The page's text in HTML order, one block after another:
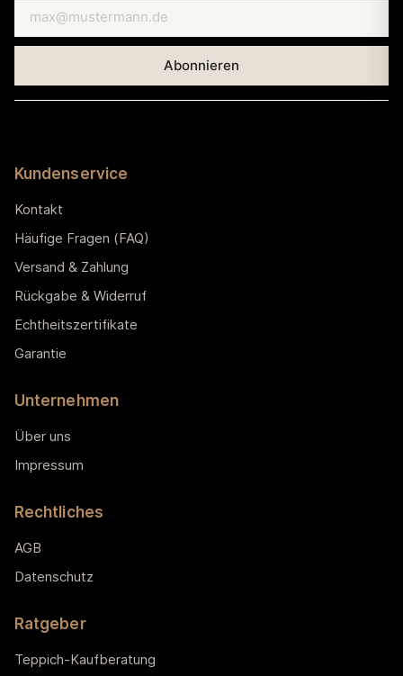
Kundenservice
Kontakt
Häufige Fragen (FAQ)
Versand & Zahlung
Rückgabe & Widerruf
Echtheitszertifikate
Garantie
Unternehmen
Über uns
Impressum
Rechtliches
AGB
Datenschutz
Ratgeber
Teppich-Kaufberatung